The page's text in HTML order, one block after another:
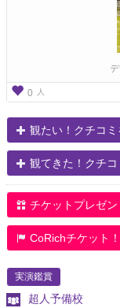
0 人
観たい！クチコミ
観てきた！クチコ
チケットプレゼン
CoRichチケット
実演鑑賞
超人予備校